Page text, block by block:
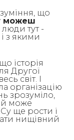
що
можеш
тут -
з якими
історія
Другої
світ. І
організацію
зрозуміло,
може
ще рости і
нищівний